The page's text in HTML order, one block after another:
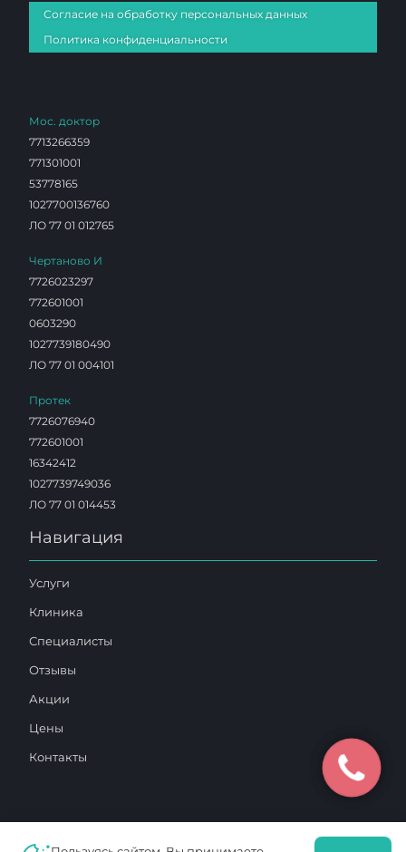
Согласие на обработку персональных данных
Политика конфиденциальности
Мос. доктор
7713266359
771301001
53778165
1027700136760
ЛО 77 01 012765
Чертаново И
7726023297
772601001
0603290
1027739180490
ЛО 77 01 004101
Протек
7726076940
772601001
16342412
1027739749036
ЛО 77 01 014453
Навигация
Услуги
Клиника
Специалисты
Отзывы
Акции
Цены
Контакты